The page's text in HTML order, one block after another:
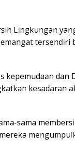
Lingkungan
tersendiri
dan
kesadaran
sama